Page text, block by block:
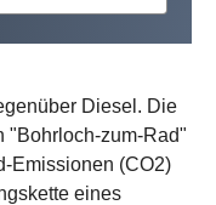
Diesel. Die
"Bohrloch-zum-Rad"
Emissionen (CO2)
eines